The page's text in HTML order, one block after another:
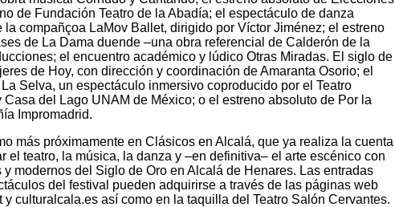
de Fundación Teatro de la Abadía; el espectáculo de danza
la compañçoa LaMov Ballet, dirigido por Víctor Jiménez; el estreno
de La Dama duende –una obra referencial de Calderón de la
el encuentro académico y lúdico Otras Miradas. El siglo de
de Hoy, con dirección y coordinación de Amaranta Osorio; el
Selva, un espectáculo inmersivo coproducido por el Teatro
Casa del Lago UNAM de México; o el estreno absoluto de Por la
Impromadrid.
más próximamente en Clásicos en Alcalá, que ya realiza la cuenta
el teatro, la música, la danza y –en definitiva– el arte escénico con
y modernos del Siglo de Oro en Alcalá de Henares. Las entradas
del festival pueden adquirirse a través de las páginas web
culturalcala.es así como en la taquilla del Teatro Salón Cervantes.